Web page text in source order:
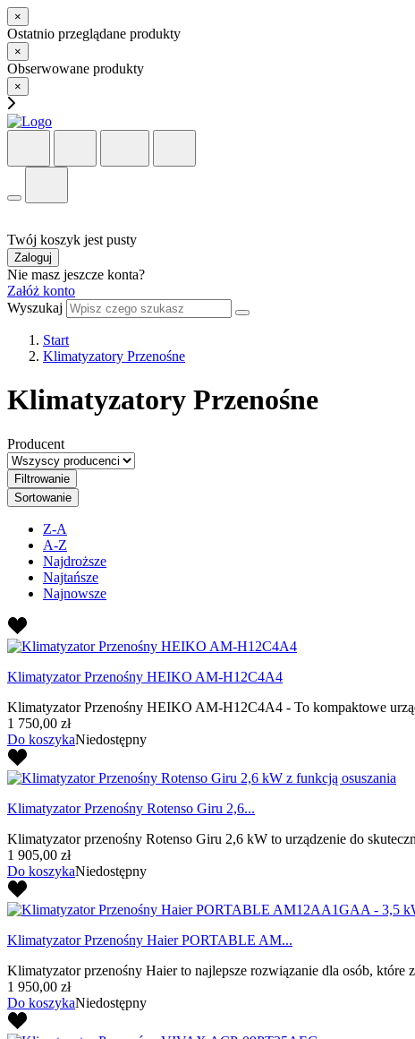
×
Ostatnio przeglądane produkty
×
Obserwowane produkty
×
Twój koszyk jest pusty
Zaloguj
Nie masz jeszcze konta?
Załóż konto
Wyszukaj
Start
Klimatyzatory Przenośne
Klimatyzatory Przenośne
Producent
Filtrowanie
Sortowanie
Z-A
A-Z
Najdroższe
Najtańsze
Najnowsze
Klimatyzator Przenośny HEIKO AM-H12C4A4
Klimatyzator Przenośny HEIKO AM-H12C4A4 - To kompaktowe
1 750,00 zł
Do koszykaNiedostępny
Klimatyzator Przenośny Rotenso Giru 2,6...
Klimatyzator przenośny Rotenso Giru 2,6 kW to urządzenie do
1 905,00 zł
Do koszykaNiedostępny
Klimatyzator Przenośny Haier PORTABLE AM...
Klimatyzator przenośny Haier to najlepsze rozwiązanie dla osób,
1 950,00 zł
Do koszykaNiedostępny